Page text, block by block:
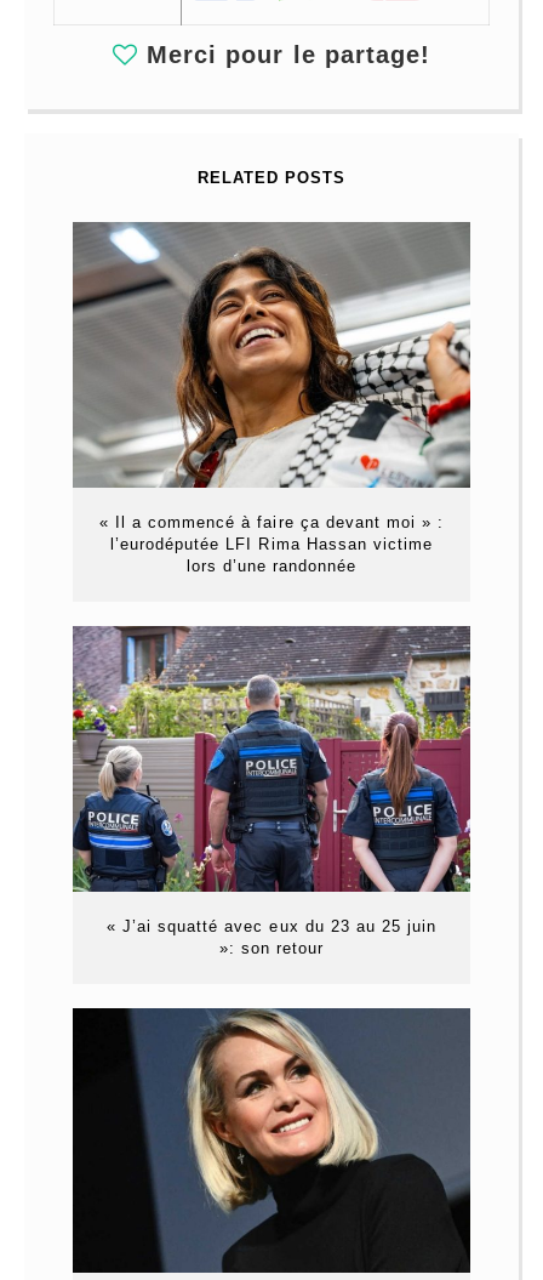
Merci pour le partage!
RELATED POSTS
« Il a commencé à faire ça devant moi » :
l’eurodéputée LFI Rima Hassan victime
lors d’une randonnée
« J’ai squatté avec eux du 23 au 25 juin
»: son retour